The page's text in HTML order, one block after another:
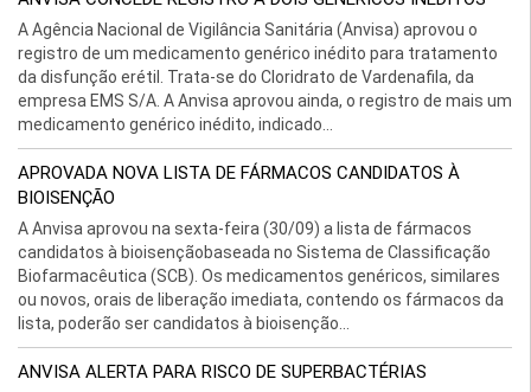
A Agência Nacional de Vigilância Sanitária (Anvisa) aprovou o
registro de um medicamento genérico inédito para tratamento
da disfunção erétil. Trata-se do Cloridrato de Vardenafila, da
empresa EMS S/A. A Anvisa aprovou ainda, o registro de mais um
medicamento genérico inédito, indicado...
APROVADA NOVA LISTA DE FÁRMACOS CANDIDATOS À
BIOISENÇÃO
A Anvisa aprovou na sexta-feira (30/09) a lista de fármacos
candidatos à bioisençãobaseada no Sistema de Classificação
Biofarmacêutica (SCB). Os medicamentos genéricos, similares
ou novos, orais de liberação imediata, contendo os fármacos da
lista, poderão ser candidatos à bioisenção...
ANVISA ALERTA PARA RISCO DE SUPERBACTÉRIAS